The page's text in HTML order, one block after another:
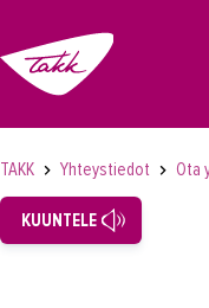
OPISKELIJAKSI
YRITYKSILLE
TAKK Yhteystiedot Ota
KUUNTELE